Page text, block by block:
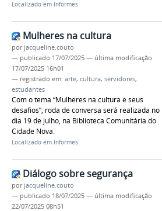
Localizado em Informes
Mulheres na cultura
por jacqueline.couto
— publicado 17/07/2025 — última modificação
17/07/2025 16h01
— registrado em: arte, cultura, servidores,
estudantes
Com o tema “Mulheres na cultura e seus
desafios”, roda de conversa será realizada no
dia 19 de julho, na Biblioteca Comunitária do
Cidade Nova.
Localizado em Informes
Diálogo sobre segurança
por jacqueline.couto
— publicado 18/07/2025 — última modificação
22/07/2025 08h51